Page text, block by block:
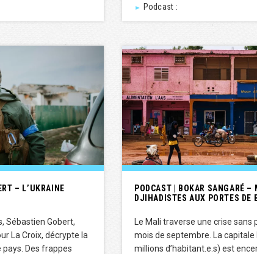
► Podcast :
– L’UKRAINE
Sébastien Gobert,
La Croix, décrypte la
Des frappes
PODCAST | BOKAR SANGARÉ –
DJIHADISTES AUX PORTES DE
Le Mali traverse une crise
mois de septembre. La
millions d’habitant.e.s) est